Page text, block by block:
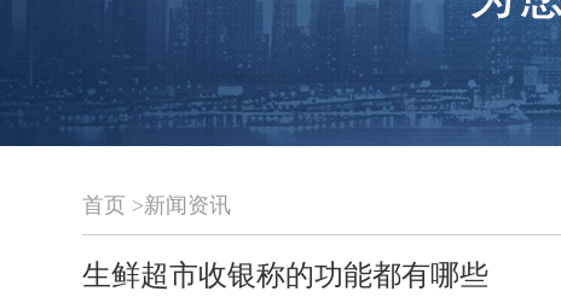
首页 >新闻资讯
生鲜超市收银称的功能都有哪些